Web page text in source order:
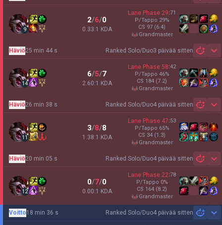
9
2/6/0
0.33:1 KDA
Lane Phase 29:71
P/Tappo 29%
CS 97 (6.4)
grandmaster
Ranked Solo/Duo3 päivää sitten
Häviö25 min 44 s
14
6/5/7
2.60:1 KDA
Lane Phase 58:42
P/Tappo 46%
CS 184 (7.2)
grandmaster
Ranked Solo/Duo4 päivää sitten
Häviö26 min 38 s
11
3/8/8
1.38:1 KDA
Lane Phase 47:53
P/Tappo 65%
CS 34 (1.3)
grandmaster
Ranked Solo/Duo4 päivää sitten
Häviö20 min 05 s
12
0/7/0
0.00:1 KDA
Lane Phase 22:78
P/Tappo 0%
CS 164 (8.2)
grandmaster
Ranked Solo/Duo4 päivää sitten
Voitto18 min 36 s